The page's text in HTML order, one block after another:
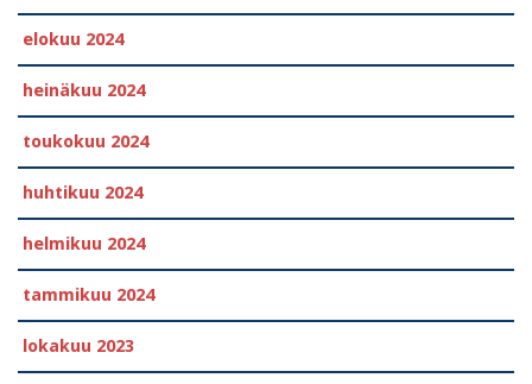
elokuu 2024
heinäkuu 2024
toukokuu 2024
huhtikuu 2024
helmikuu 2024
tammikuu 2024
lokakuu 2023